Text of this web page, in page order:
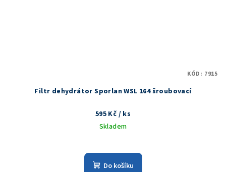
Filtr dehydrátor Sporlan WSL 164 šroubovací
595 Kč / ks
Skladem
Do košíku
KÓD: 7915